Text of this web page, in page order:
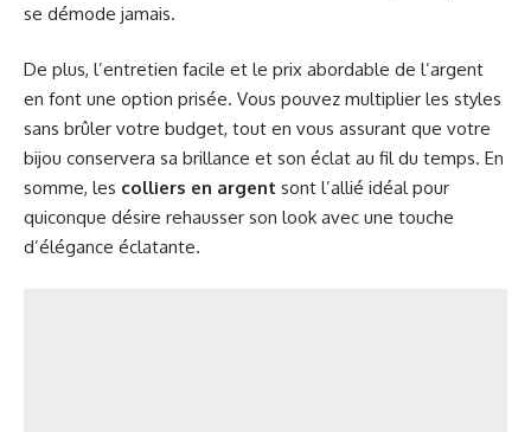
se démode jamais.
De plus, l’entretien facile et le prix abordable de l’argent
en font une option prisée. Vous pouvez multiplier les styles
sans brûler votre budget, tout en vous assurant que votre
bijou conservera sa brillance et son éclat au fil du temps. En
somme, les colliers en argent sont l’allié idéal pour
quiconque désire rehausser son look avec une touche
d’élégance éclatante.